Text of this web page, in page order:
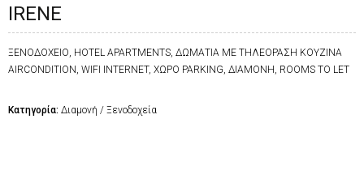
IRENE
ΞΕΝΟΔΟΧΕΙΟ, ΗOTEL APARTMENTS, ΔΩΜΑΤΙΑ ΜΕ ΤΗΛΕΟΡΑΣΗ ΚΟΥΖΙΝΑ
AIRCONDITION, WIFI INTERNET, ΧΩΡΟ PARKING, ΔΙΑΜΟΝΗ, ROOMS TO LET
Κατηγορία: Διαμονή / Ξενοδοχεία